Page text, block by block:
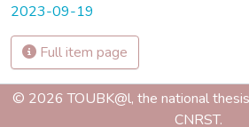
2023-09-19
Full item page
© 2026 TOUBK@l, the national
CNRST.